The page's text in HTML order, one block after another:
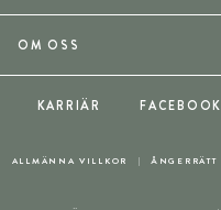
ALLMÄNNA VILLKOR ÅNGERRÄTT
OM OSS
KARRIÄR FACEBOOK